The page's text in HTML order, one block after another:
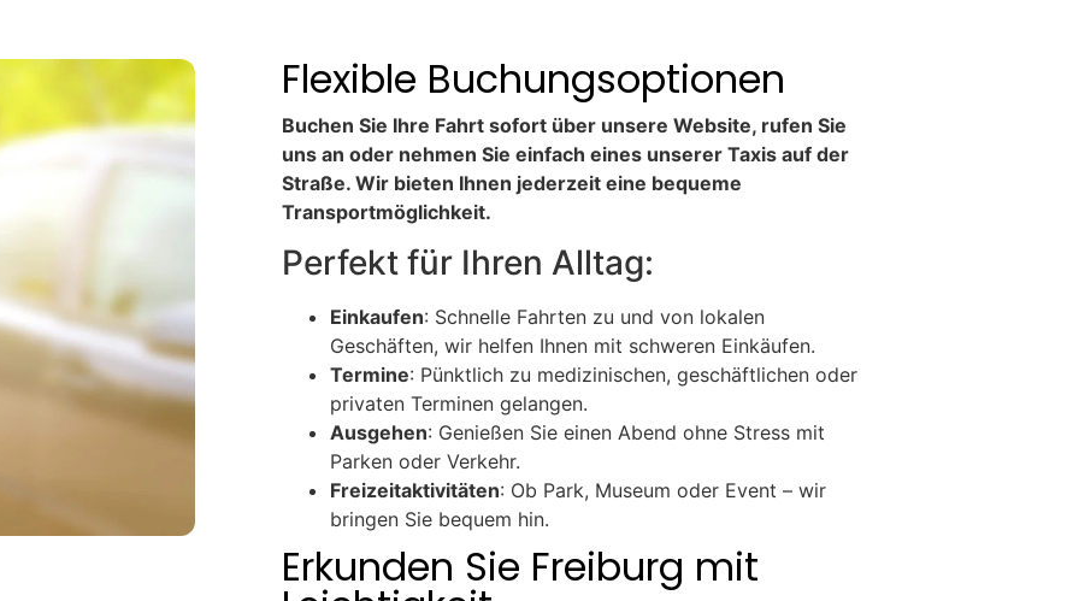
Flexible Buchungsoptionen
Buchen Sie Ihre Fahrt sofort über unsere Website, rufen Sie
uns an oder nehmen Sie einfach eines unserer Taxis auf der
Straße. Wir bieten Ihnen jederzeit eine bequeme
Transportmöglichkeit.
Perfekt für Ihren Alltag:
Einkaufen: Schnelle Fahrten zu und von lokalen
Geschäften, wir helfen Ihnen mit schweren Einkäufen.
Termine: Pünktlich zu medizinischen, geschäftlichen oder
privaten Terminen gelangen.
Ausgehen: Genießen Sie einen Abend ohne Stress mit
Parken oder Verkehr.
Freizeitaktivitäten: Ob Park, Museum oder Event – wir
bringen Sie bequem hin.
Erkunden Sie Freiburg mit